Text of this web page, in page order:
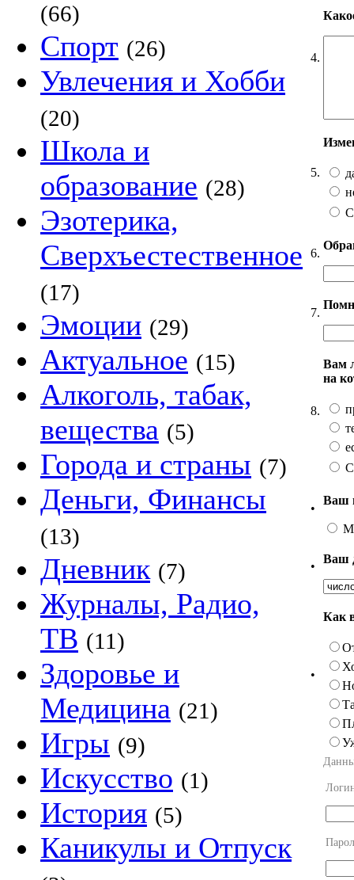
(66)
Спорт (26)
Увлечения и Хобби
(20)
Школа и
образование (28)
Эзотерика,
Сверхъестественное
(17)
Эмоции (29)
Актуальное (15)
Алкоголь, табак,
вещества (5)
Города и страны (7)
Деньги, Финансы
(13)
Дневник (7)
Журналы, Радио,
ТВ (11)
Здоровье и
Медицина (21)
Игры (9)
Искусство (1)
История (5)
Каникулы и Отпуск
4.
5.
6.
7.
8.
Вам
на
•
Ваш
•
Ваш
•
Как